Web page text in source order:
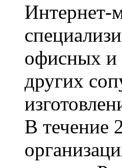
Интернет-
офисных и
других
В течение